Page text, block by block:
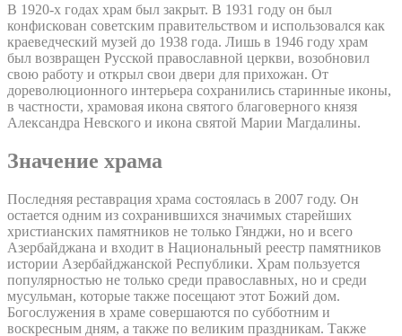
В 1920-х годах храм был закрыт. В 1931 году он был
конфискован советским правительством и использовался как
краеведческий музей до 1938 года. Лишь в 1946 году храм
был возвращен Русской православной церкви, возобновил
свою работу и открыл свои двери для прихожан. От
дореволюционного интерьера сохранились старинные иконы,
в частности, храмовая икона святого благоверного князя
Александра Невского и икона святой Марии Магдалины.
Значение храма
Последняя реставрация храма состоялась в 2007 году. Он
остается одним из сохранившихся значимых старейших
христианских памятников не только Гянджи, но и всего
Азербайджана и входит в Национальный реестр памятников
истории Азербайджанской Республики. Храм пользуется
популярностью не только среди православных, но и среди
мусульман, которые также посещают этот Божий дом.
Богослужения в храме совершаются по субботним и
воскресным дням, а также по великим праздникам. Также